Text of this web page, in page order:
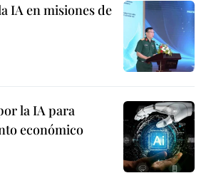
IA en misiones de
la IA para
económico